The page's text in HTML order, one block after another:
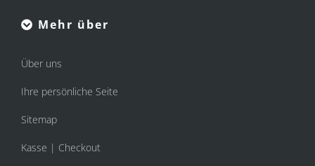
Mehr über
Über uns
Ihre persönliche Seite
Sitemap
Kasse | Checkout